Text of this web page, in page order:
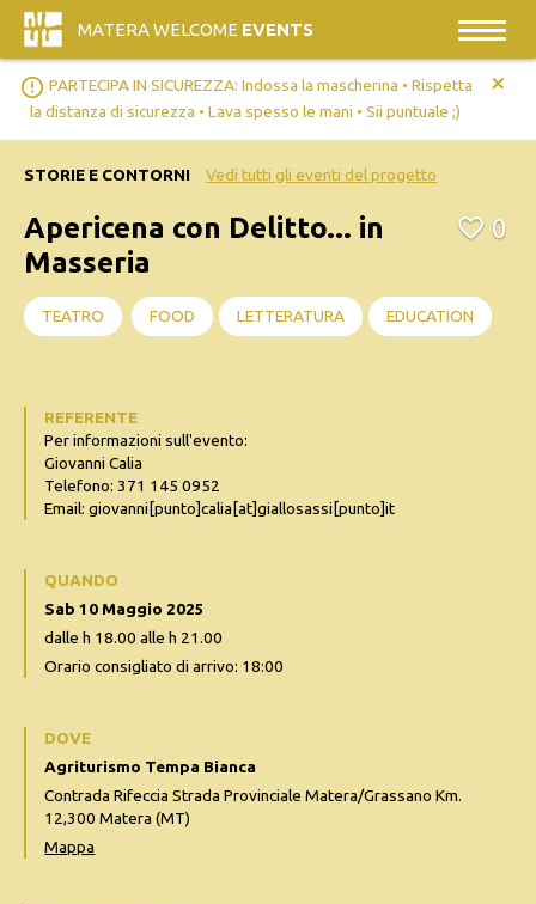
MATERA WELCOME EVENTS
error_outline PARTECIPA IN SICUREZZA: Indossa la mascherina • Rispetta
la distanza di sicurezza • Lava spesso le mani • Sii puntuale ;)
+
STORIE E CONTORNI Vedi tutti gli eventi del progetto
Apericena con Delitto... in
Masseria
0
TEATRO FOOD LETTERATURA EDUCATION
REFERENTE
Per informazioni sull'evento:
Giovanni Calia
Telefono: 371 145 0952
Email: giovanni[punto]calia[at]giallosassi[punto]it
QUANDO
Sab 10 Maggio 2025
dalle h 18.00 alle h 21.00
Orario consigliato di arrivo: 18:00
DOVE
Agriturismo Tempa Bianca
Contrada Rifeccia Strada Provinciale Matera/Grassano Km.
12,300 Matera (MT)
Mappa